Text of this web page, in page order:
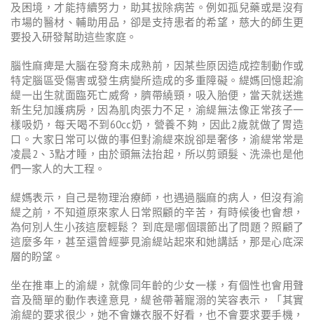
及困境，才能持續努力，助其拔除病苦。例如孤兒藥或是沒有
市場的醫材、輔助用品，卻是支持患者的希望，慈大的師生更
要投入研發幫助這些家庭。
腦性麻痺是大腦在發育未成熟前，因某些原因造成控制動作或
特定腦區受傷害或發生病變所造成的多重障礙。緹媽回憶起渝
緹一出生就面臨死亡威脅，臍帶繞頸，吸入胎便，當天就送進
新生兒加護病房，因為肌肉張力不足，渝緹無法像正常孩子一
樣吸奶，每天喝不到60cc奶，營養不夠，因此2歲就做了胃造
口。大家日常可以做的事但對渝緹來說卻是奢侈，渝緹常常是
凌晨2、3點才睡，由於頭無法抬起，所以剪頭髮、洗澡也是他
們一家人的大工程。
緹媽表示，自己是物理治療師，也遇過腦麻的病人，但沒有渝
緹之前，不知道原來家人日常照顧的辛苦，有時候後也會想，
為何別人生小孩這麼輕鬆？ 到底是哪個環節出了問題？照顧了
這麼多年，甚至還曾經夢見渝緹站起來和她講話，那是心底深
層的盼望。
坐在推車上的渝緹，就像同年齡的少女一樣，有個性也會用聲
音及簡單的動作表達意見，緹爸帶著寵溺的笑容表示，「其實
渝緹的要求很少，她不會嫌衣服不好看，也不會要求要手機，